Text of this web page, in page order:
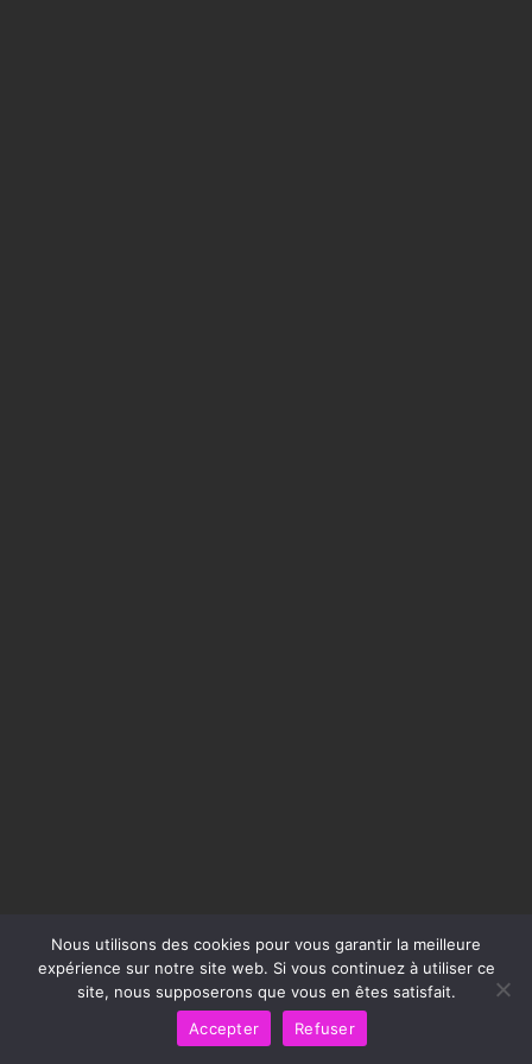
Nous utilisons des cookies pour vous garantir la meilleure
expérience sur notre site web. Si vous continuez à utiliser ce
site, nous supposerons que vous en êtes satisfait.
Accepter
Refuser